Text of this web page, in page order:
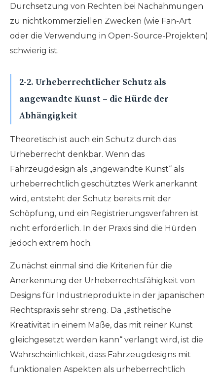
Durchsetzung von Rechten bei Nachahmungen
zu nichtkommerziellen Zwecken (wie Fan-Art
oder die Verwendung in Open-Source-Projekten)
schwierig ist.
2-2. Urheberrechtlicher Schutz als
angewandte Kunst – die Hürde der
Abhängigkeit
Theoretisch ist auch ein Schutz durch das
Urheberrecht denkbar. Wenn das
Fahrzeugdesign als „angewandte Kunst“ als
urheberrechtlich geschütztes Werk anerkannt
wird, entsteht der Schutz bereits mit der
Schöpfung, und ein Registrierungsverfahren ist
nicht erforderlich. In der Praxis sind die Hürden
jedoch extrem hoch.
Zunächst einmal sind die Kriterien für die
Anerkennung der Urheberrechtsfähigkeit von
Designs für Industrieprodukte in der japanischen
Rechtspraxis sehr streng. Da „ästhetische
Kreativität in einem Maße, das mit reiner Kunst
gleichgesetzt werden kann“ verlangt wird, ist die
Wahrscheinlichkeit, dass Fahrzeugdesigns mit
funktionalen Aspekten als urheberrechtlich